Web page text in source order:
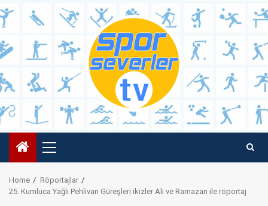
Skip
to
Primary
Menu
Home
Röportajlar
25. Kumluca Yağlı Pehlivan Güreşleri ikizler Ali ve Ramazan ile röportaj